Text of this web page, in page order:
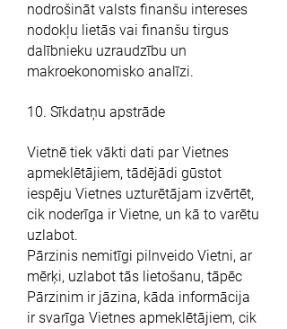
nodrošināt valsts finanšu intereses
nodokļu lietās vai finanšu tirgus
dalībnieku uzraudzību un
makroekonomisko analīzi.
10. Sīkdatņu apstrāde
Vietnē tiek vākti dati par Vietnes
apmeklētājiem, tādējādi gūstot
iespēju Vietnes uzturētājam izvērtēt,
cik noderīga ir Vietne, un kā to varētu
uzlabot.
Pārzinis nemitīgi pilnveido Vietni, ar
mērķi, uzlabot tās lietošanu, tāpēc
Pārzinim ir jāzina, kāda informācija
ir svarīga Vietnes apmeklētājiem, cik